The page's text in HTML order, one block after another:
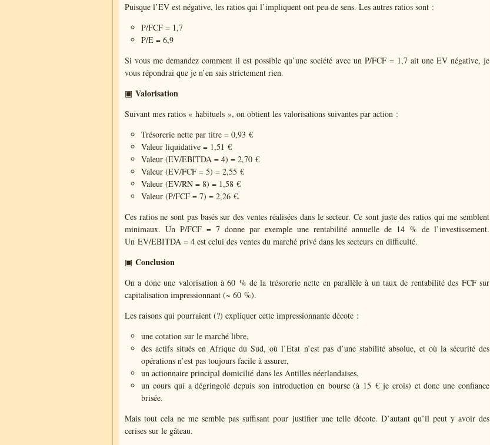
Puisque l’EV est négative, les ratios qui l’impliquent ont peu de sens. Les autres ratios sont :
P/FCF = 1,7
P/E = 6,9
Si vous me demandez comment il est possible qu’une société avec un P/FCF = 1,7 ait une EV négative, je
vous répondrai que je n’en sais strictement rien.
▣ Valorisation
Suivant mes ratios « habituels », on obtient les valorisations suivantes par action :
Trésorerie nette par titre = 0,93 €
Valeur liquidative = 1,51 €
Valeur (EV/EBITDA = 4) = 2,70 €
Valeur (EV/FCF = 5) = 2,55 €
Valeur (EV/RN = 8) = 1,58 €
Valeur (P/FCF = 7) = 2,26 €.
Ces ratios ne sont pas basés sur des ventes réalisées dans le secteur. Ce sont juste des ratios qui me semblent
minimaux. Un P/FCF = 7 donne par exemple une rentabilité annuelle de 14 % de l’investissement.
Un EV/EBITDA = 4 est celui des ventes du marché privé dans les secteurs en difficulté.
▣ Conclusion
On a donc une valorisation à 60 % de la trésorerie nette en parallèle à un taux de rentabilité des FCF sur
capitalisation impressionnant (~ 60 %).
Les raisons qui pourraient (?) expliquer cette impressionnante décote :
une cotation sur le marché libre,
des actifs situés en Afrique du Sud, où l’Etat n’est pas d’une stabilité absolue, et où la sécurité des
opérations n’est pas toujours facile à assurer,
un actionnaire principal domicilié dans les Antilles néerlandaises,
un cours qui a dégringolé depuis son introduction en bourse (à 15 € je crois) et donc une confiance
brisée.
Mais tout cela ne me semble pas suffisant pour justifier une telle décote. D’autant qu’il peut y avoir des
cerises sur le gâteau.